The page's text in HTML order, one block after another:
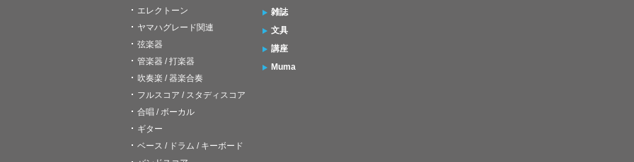
エレクトーン
ヤマハグレード関連
弦楽器
管楽器 / 打楽器
吹奏楽 / 器楽合奏
フルスコア / スタディスコア
合唱 / ボーカル
ギター
ベース / ドラム / キーボード
雑誌
文具
講座
Muma